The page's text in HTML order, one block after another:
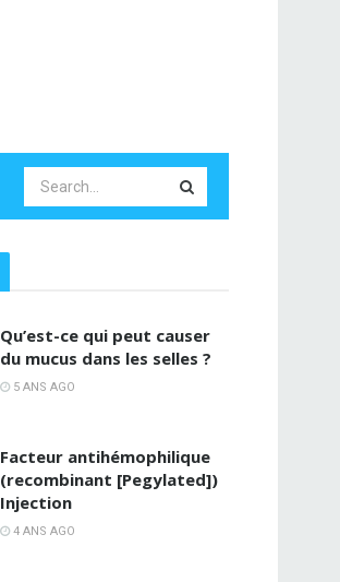
Qu’est-ce qui peut causer
du mucus dans les selles ?
5 ANS AGO
Facteur antihémophilique
(recombinant [Pegylated])
Injection
4 ANS AGO